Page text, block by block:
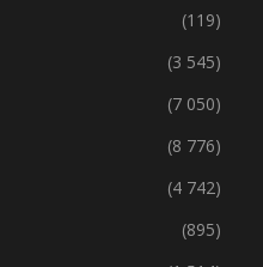
(119)
(3 545)
(7 050)
(8 776)
(4 742)